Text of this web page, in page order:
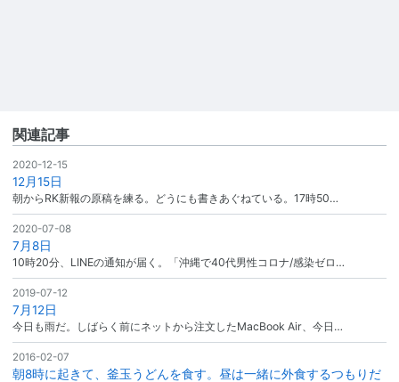
関連記事
2020-12-15
12月15日
朝からRK新報の原稿を練る。どうにも書きあぐねている。17時50…
2020-07-08
7月8日
10時20分、LINEの通知が届く。「沖縄で40代男性コロナ/感染ゼロ…
2019-07-12
7月12日
今日も雨だ。しばらく前にネットから注文したMacBook Air、今日…
2016-02-07
朝8時に起きて、釜玉うどんを食す。昼は一緒に外食するつもりだ